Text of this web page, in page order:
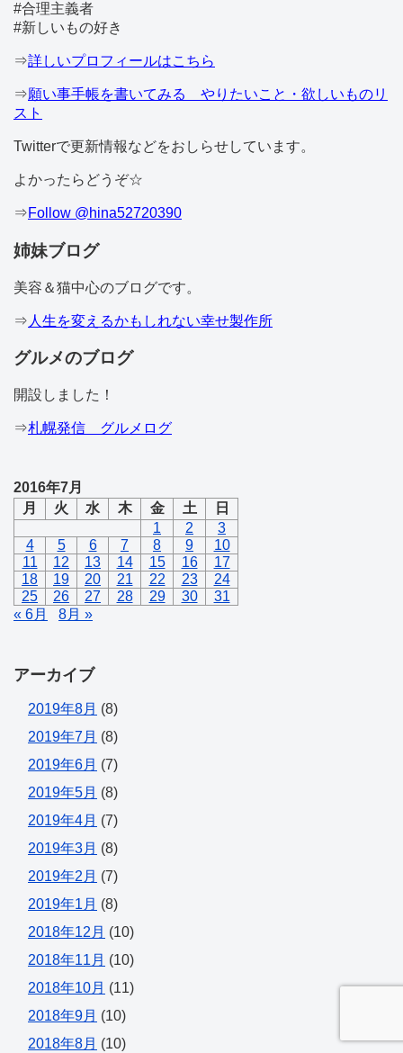
#合理主義者
#新しいもの好き
⇒詳しいプロフィールはこちら
⇒願い事手帳を書いてみる やりたいこと・欲しいものリ
スト
Twitterで更新情報などをおしらせしています。
よかったらどうぞ☆
⇒Follow @hina52720390
姉妹ブログ
美容＆猫中心のブログです。
⇒ 人生を変えるかもしれない幸せ製作所
グルメのブログ
開設しました！
⇒札幌発信 グルメログ
2016年7月
月
火 水 木 金 土
日
1
2
3
4
5 6 7 8 9
10
11
12 13 14 15 16
17
18
19 20 21 22 23
24
25
26 27 28 29 30
31
« 6月
8月 »
アーカイブ
2019年8月 (8)
2019年7月 (8)
2019年6月 (7)
2019年5月 (8)
2019年4月 (7)
2019年3月 (8)
2019年2月 (7)
2019年1月 (8)
2018年12月 (10)
2018年11月 (10)
2018年10月 (11)
2018年9月 (10)
2018年8月 (10)